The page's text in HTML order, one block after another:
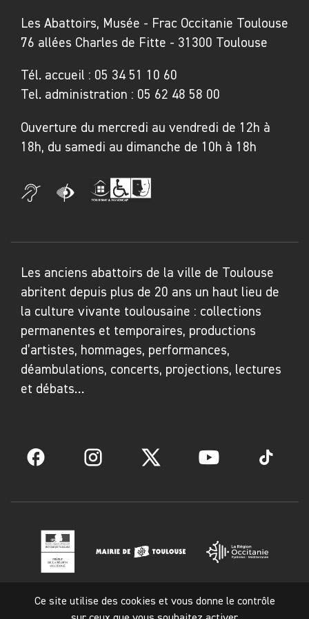
de l'artiste en acteur de lui -même, dessinant
des boucles temporelles inédites, investissant
bien souvent les territoires de la danse comme
scènes expérimentales.
Héritière de la collection nationale créée par
la Révolution française, la collection du CNAP
part déposées dans les musées français ou
prêtées pour des expositions. Elle a su
conçue par Pascale Cassagnau, témoigne de la
capacité des œuvres de modéliser un art du
spectateur.
Commissariat: Pascale Cassagnau,
conservatrice et responsable de collections
Les Abattoirs, Musée - Frac Occitanie Toulouse
76 allées Charles de Fitte - 31300 Toulouse
Tél. accueil : 05 34 51 10 60
Tel. administration : 05 62 48 58 00
Ouverture du mercredi au vendredi de 12h à
18h, du samedi au dimanche de 10h à 18h
Les anciens abattoirs de la ville de Toulouse
abritent depuis plus de 20 ans un haut lieu de
la culture vivante toulousaine : collections
permanentes et temporaires, productions
d’artistes, hommages, performances,
déambulations, concerts, projections, lectures
et débats…
Facebook Instagram Twitter YouTube TikTok
Mentions légales
Ce site utilise des cookies et vous donne le contrôle